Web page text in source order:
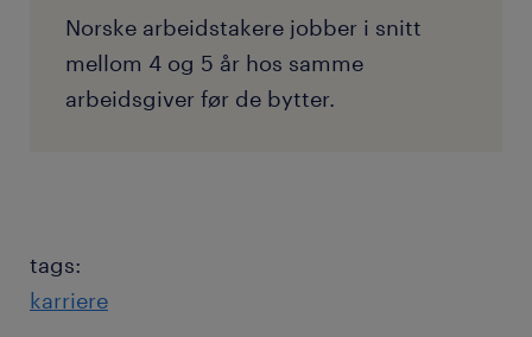
Norske arbeidstakere jobber i snitt
mellom 4 og 5 år hos samme
arbeidsgiver før de bytter.
tags:
karriere